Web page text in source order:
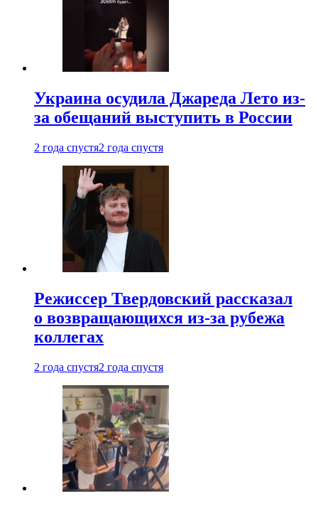
Украина осудила Джареда Лето из-
за обещаний выступить в России
2 года спустя2 года спустя
Режиссер Твердовский рассказал
о возвращающихся из-за рубежа
коллегах
2 года спустя2 года спустя